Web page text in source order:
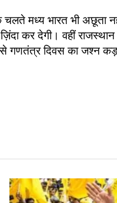
चलते मध्य भारत भी अछूता
ज़िंदा कर देगी। वहीं
गणतंत्र दिवस का जश्न